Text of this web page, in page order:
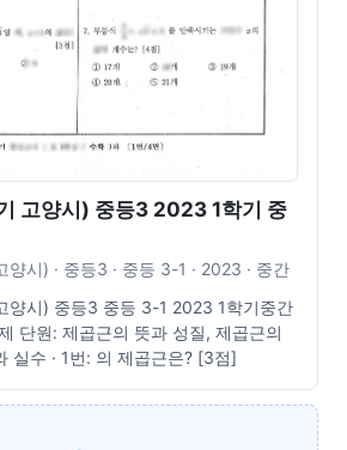
고양시) 중등3 2023 1학기 중
시) · 중등3 · 중등 3-1 · 2023 · 중간
양시) 중등3 중등 3-1 2023 1학기중간
단원: 제곱근의 뜻과 성질, 제곱근의
실수 · 1번: 의 제곱근은? [3점]